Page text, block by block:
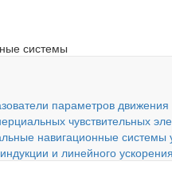
системы
параметров движения
чувствительных
навигационные системы
и линейного ускорения